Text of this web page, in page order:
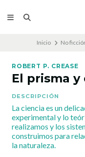
Inicio No
ROBERT P. CREASE
El prisma
DESCRIPCIÓN
La ciencia es un
experimental y lo
realizamos y los
construimos para
la naturaleza.